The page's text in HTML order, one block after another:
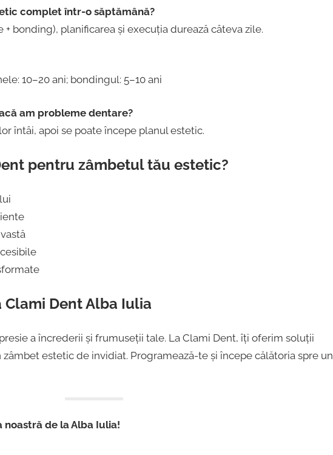
complet într-o săptămână?
+ bonding), planificarea și execuția durează câteva zile.
10–20 ani; bondingul: 5–10 ani
am probleme dentare?
întâi, apoi se poate începe planul estetic.
pentru zâmbetul tău estetic?
Dent Alba Iulia
a încrederii și frumuseții tale. La Clami Dent, îți oferim soluții
estetic de invidiat. Programează-te și începe călătoria spre un
noastră de la Alba Iulia!